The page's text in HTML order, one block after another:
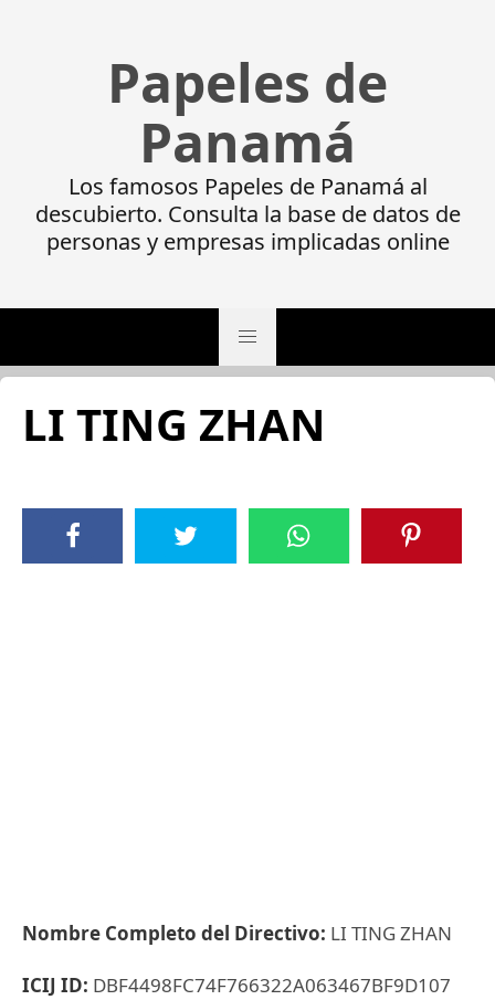
Papeles de
Panamá
Los famosos Papeles de Panamá al
descubierto. Consulta la base de datos de
personas y empresas implicadas online
LI TING ZHAN
Nombre Completo del Directivo: LI TING ZHAN
ICIJ ID: DBF4498FC74F766322A063467BF9D107